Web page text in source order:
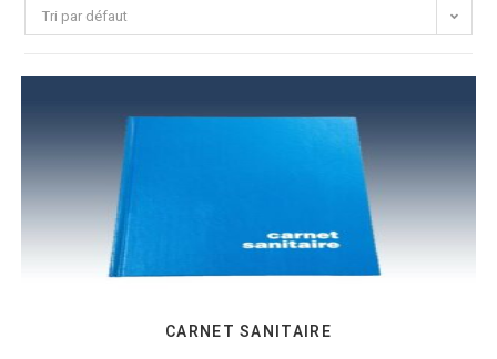
Tri par défaut
CARNET SANITAIRE